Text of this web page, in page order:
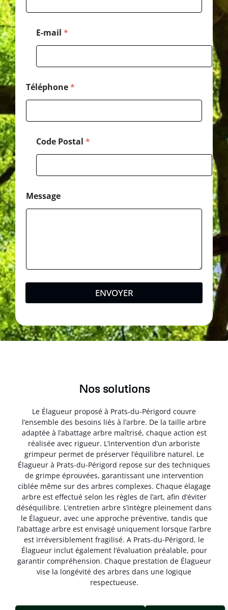
p
m
E-mail *
Téléphone*
Code Postal *
Message
ENVOYER
Nos solutions
Le Élagueur proposé à Prats-du-Périgord couvre
l’ensemble des besoins liés à l’arbre. De la taille arbre
adaptée à l’abattage arbre maîtrisé, chaque action est
réalisée avec rigueur. L’intervention d’un arboriste
grimpeur permet de préserver l’équilibre naturel. Le
Élagueur à Prats-du-Périgord repose sur des techniques
de grimpe éprouvées, garantissant une intervention
ciblée même sur des arbres complexes. Chaque élagage
arbre est effectué selon les règles de l’art, afin d’éviter
déséquilibre. L’entretien arbre s’intègre pleinement dans
le Élagueur, avec une approche préventive, tandis que
l’abattage arbre est envisagé uniquement lorsque l’arbre
est irréversible­ment fragilisé. A Prats-du-Périgord, le
Élagueur inclut également l’évaluation préalable, pour
garantir compréhension. Chaque prestation de Élagueur
vise la longévité des arbres dans une logique
respectueuse.